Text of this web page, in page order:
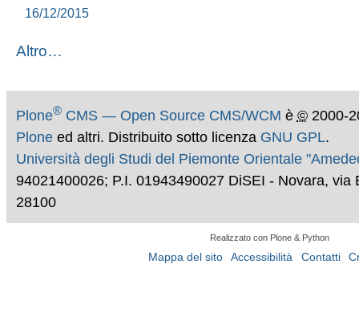
16/12/2015
Altro…
Plone®CMS — Open Source CMS/WCM è ©2000-
Ploneed altri. Distribuito sotto licenza GNU GPL.
Università degli Studi del Piemonte Orientale
94021400026; P.I. 01943490027 DiSEI - Novara, via
28100
Realizzato con Plone & Python
Mappa del sito Accessibilità Contatti